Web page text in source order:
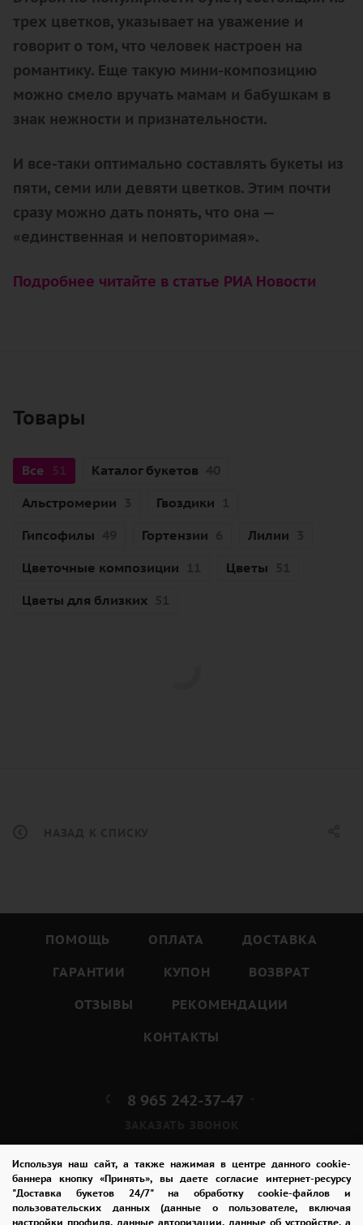
Используя наш сайт, а также нажимая в центре данного cookie-
баннера кнопку «Принять», вы даете согласие интернет-ресурсу
"Доставка букетов 24/7" на обработку cookie-файлов и
пользовательских данных (данные о пользователе, включая
настройки профиля, данные авторизации, данные об устройстве, а
трех цветков, указывает на уважение и
говорит о том, что человек настроен на
романтику. Еще такую мини-композицию
можно смело вручать мамам и бабушкам в
знак нежности и признательности.
И все-таки оптимально составлять букеты из
пяти, семи или девяти цветков. Этим почти
сразу можно дать понять, что она —
«единственная и неповторимая».
Подробнее читайте в статье РИА Новости
Товары
Все 51 Каталог букетов
Альстромерии
Гвоздики
Гипсофилы
Гортензии Лилии
Цветочные композиции
Цветы
Цветы для близких
ПОМОЩЬ ОПЛАТА
ДОСТАВКА
ГАРАНТИИ
КУПОН
ВОЗВРАТ
ОТЗЫВЫ
РЕКОМЕНДАЦИИ
КОНТАКТЫ
8 965 242-37-47
admin@buket24delivery.ru
ул. Красная Горка д. 36А,
ТЦ «Южный»